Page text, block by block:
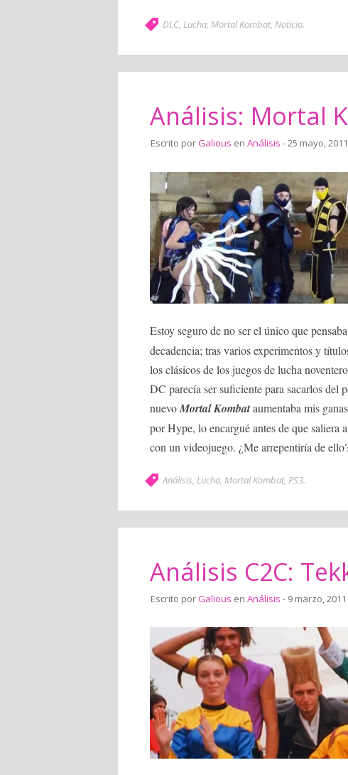
DLC, Lucha, Mortal Kombat, Noticia.
Análisis: Mortal
Escrito por Galious en Análisis - 25 mayo, 2011
Estoy seguro de no ser el único que
decadencia; tras varios experimentos y
los clásicos de los juegos de lucha
DC parecía ser suficiente para sacarlos del
nuevoMortal Kombataumentaba mis
por Hype, lo encargué antes de que saliera
con un videojuego. ¿Me arrepentiría de
Análisis Lucha Mortal Kombat, PS3.
Análisis C2C:
Escrito por Galious en Análisis - 9 marzo, 2011